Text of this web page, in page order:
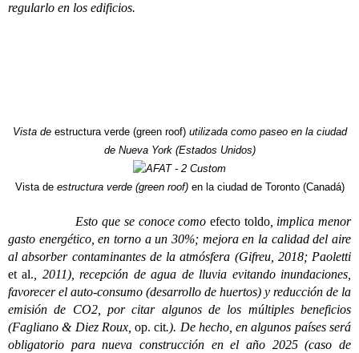
regularlo en los edificios.
Vista de estructura verde (green roof)utilizada como paseo en la ciudad
de Nueva York (Estados Unidos)
Vista de estructura verde (green roof)en la ciudad de Toronto (Canadá)
Esto que se conoce como efecto toldo, implica menor
gasto energético, en torno a un 30%; mejora en la calidad del aire
al absorber contaminantes de la atmósfera (Gifreu, 2018; Paoletti
et al., 2011), recepción de agua de lluvia evitando inundaciones,
favorecer el auto-consumo (desarrollo de huertos) y reducción de la
emisión de CO2, por citar algunos de los múltiples beneficios
(Fagliano & Diez Roux,op. cit.). De hecho, en algunos países será
obligatorio para nueva construcción en el año 2025 (caso de